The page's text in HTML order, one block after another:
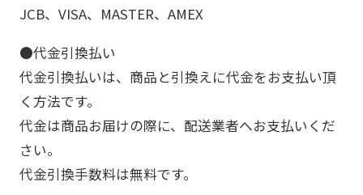
JCB、VISA、MASTER、AMEX
●代金引換払い
代金引換払いは、商品と引換えに代金をお支払い頂
く方法です。
代金は商品お届けの際に、配送業者へお支払いくだ
さい。
代金引換手数料は無料です。